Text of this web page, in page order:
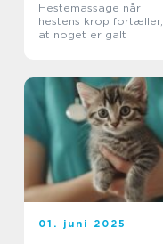
Hestemassage når
hestens krop fortæller,
at noget er galt
01. juni 2025